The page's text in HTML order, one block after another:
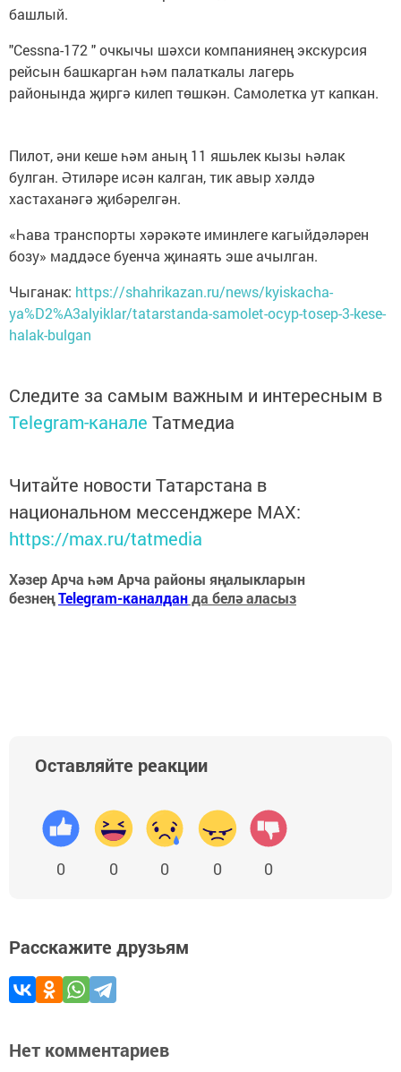
башлый.
"Cessna-172 " очкычы шәхси компаниянең экскурсия
рейсын башкарган һәм палаткалы лагерь
районында җиргә килеп төшкән. Самолетка ут капкан.
Пилот, әни кеше һәм аның 11 яшьлек кызы һәлак
булган. Әтиләре исән калган, тик авыр хәлдә
хастаханәгә җибәрелгән.
«Һава транспорты хәрәкәте иминлеге кагыйдәләрен
бозу» маддәсе буенча җинаять эше ачылган.
Чыганак: https://shahrikazan.ru/news/kyiskacha-
ya%D2%A3alyiklar/tatarstanda-samolet-ocyp-tosep-3-kese-
halak-bulgan
Следите за самым важным и интересным в
Telegram-канале Татмедиа
Читайте новости Татарстана в
национальном мессенджере MАХ:
https://max.ru/tatmedia
Хәзер Арча һәм Арча районы яңалыкларын
безнеңTelegram-каналданда белә аласыз
Оставляйте реакции
0 0 0 0 0
Расскажите друзьям
Нет комментариев